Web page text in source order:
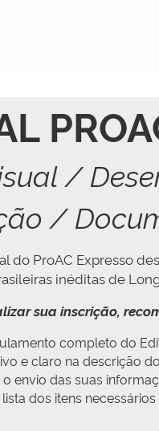
/
/
do ProAC Expresso
inéditas de
sua inscrição,
completo do
e claro na descrição
o envio das suas
dos itens